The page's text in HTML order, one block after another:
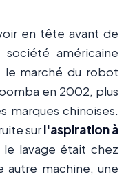
en tête avant de
américaine
le marché du robot
en 2002, plus
marques chinoises.
surl'aspiration à
lavage était chez
autre machine, une